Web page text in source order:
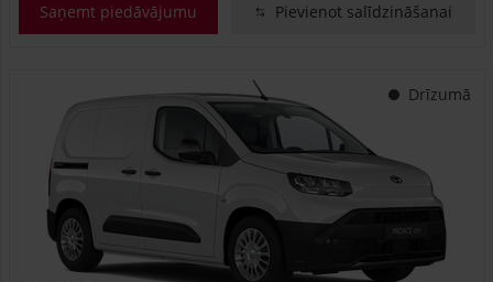
Saņemt piedāvājumu Pievienot salīdzināšanai
Drīzumā